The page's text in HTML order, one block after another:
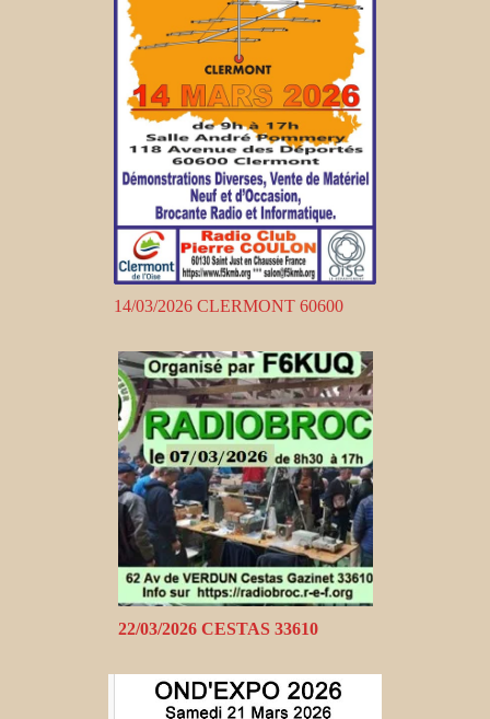
14/03/2026 CLERMONT 60600
22/03/2026 CESTAS 33610